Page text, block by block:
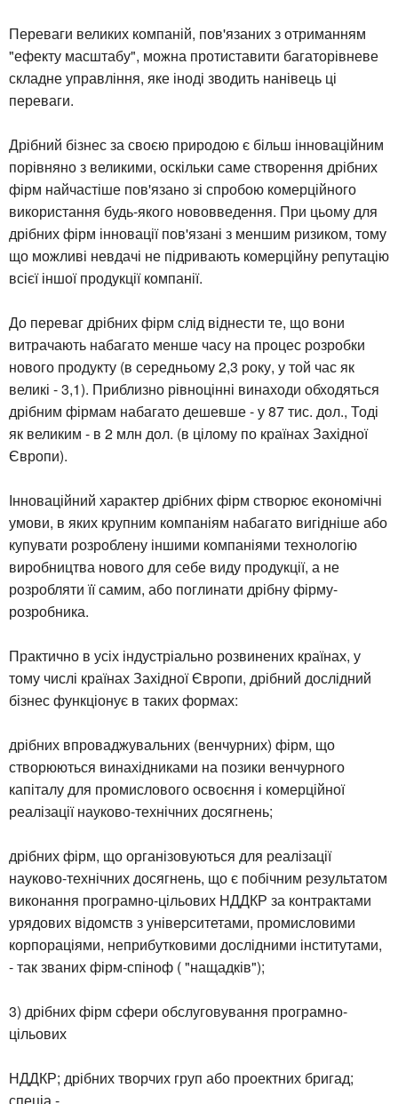
Переваги великих компаній, пов'язаних з отриманням
"ефекту масштабу", можна протиставити багаторівневе
складне управління, яке іноді зводить нанівець ці
переваги.
Дрібний бізнес за своєю природою є більш інноваційним
порівняно з великими, оскільки саме створення дрібних
фірм найчастіше пов'язано зі спробою комерційного
використання будь-якого нововведення. При цьому для
дрібних фірм інновації пов'язані з меншим ризиком, тому
що можливі невдачі не підривають комерційну репутацію
всієї іншої продукції компанії.
До переваг дрібних фірм слід віднести те, що вони
витрачають набагато менше часу на процес розробки
нового продукту (в середньому 2,3 року, у той час як
великі - 3,1). Приблизно рівноцінні винаходи обходяться
дрібним фірмам набагато дешевше - у 87 тис. дол., Тоді
як великим - в 2 млн дол. (в цілому по країнах Західної
Європи).
Інноваційний характер дрібних фірм створює економічні
умови, в яких крупним компаніям набагато вигідніше або
купувати розроблену іншими компаніями технологію
виробництва нового для себе виду продукції, а не
розробляти її самим, або поглинати дрібну фірму-
розробника.
Практично в усіх індустріально розвинених країнах, у
тому числі країнах Західної Європи, дрібний дослідний
бізнес функціонує в таких формах:
дрібних впроваджувальних (венчурних) фірм, що
створюються винахідниками на позики венчурного
капіталу для промислового освоєння і комерційної
реалізації науково-технічних досягнень;
дрібних фірм, що організовуються для реалізації
науково-технічних досягнень, що є побічним результатом
виконання програмно-цільових НДДКР за контрактами
урядових відомств з університетами, промисловими
корпораціями, неприбутковими дослідними інститутами,
- так званих фірм-спіноф ( "нащадків");
3) дрібних фірм сфери обслуговування програмно-
цільових
НДДКР; дрібних творчих груп або проектних бригад;
спеціа -